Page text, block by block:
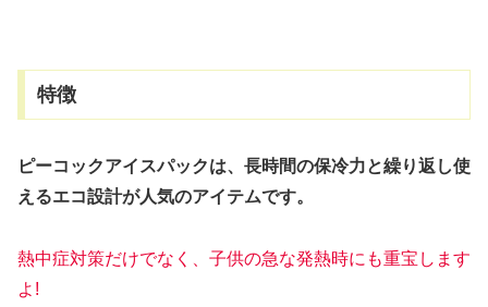
特徴
ピーコックアイスパックは、長時間の保冷力と繰り返し使
えるエコ設計が人気のアイテムです。
熱中症対策だけでなく、子供の急な発熱時にも重宝します
よ!